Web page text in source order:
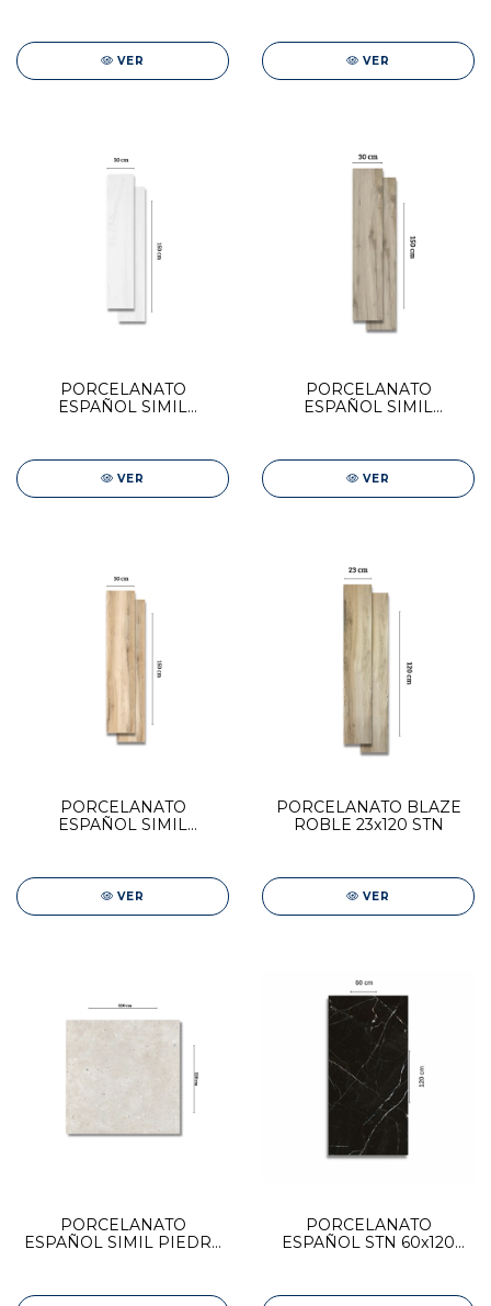
VER VER
PORCELANATO
ESPAÑOL SIMIL
VER
PORCELANATO
ESPAÑOL SIMIL
VER
PORCELANATO
ESPAÑOL SIMIL
VER
PORCELANATO BLAZE
ROBLE 23x120 STN
VER
PORCELANATO
ESPAÑOL SIMIL PIEDRA
PORCELANATO
ESPAÑOL STN 60x120